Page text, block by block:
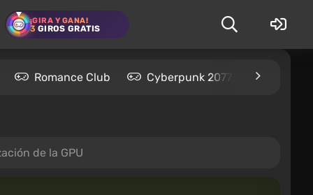
¡GIRA Y GANA!
3 GIROS GRATIS
Romance Club Cyberpunk 2077
de la GPU